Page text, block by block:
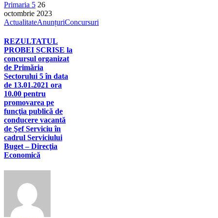
Primaria 5 26
octombrie 2023
ActualitateAnunțuriConcursuri
REZULTATUL
PROBEI SCRISE la
concursul organizat
de Primăria
Sectorului 5 în data
de 13.01.2021 ora
10.00 pentru
promovarea pe
funcţia publică de
conducere vacantă
de Şef Serviciu în
cadrul Serviciului
Buget – Direcţia
Economică